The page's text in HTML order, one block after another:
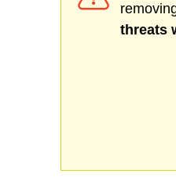
threats